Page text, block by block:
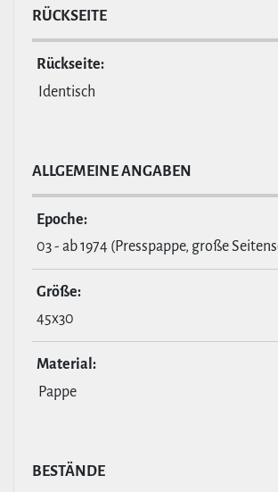
RÜCKSEITE
Rückseite:
Identisch
ALL­GE­MEINE ANGABEN
Epoche:
03 - ab 1974 (Presspappe, große
Größe:
45x30
Material:
Pappe
BESTÄNDE